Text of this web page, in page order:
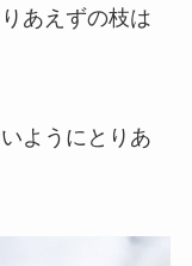
あえずの枝は
ようにとりあ